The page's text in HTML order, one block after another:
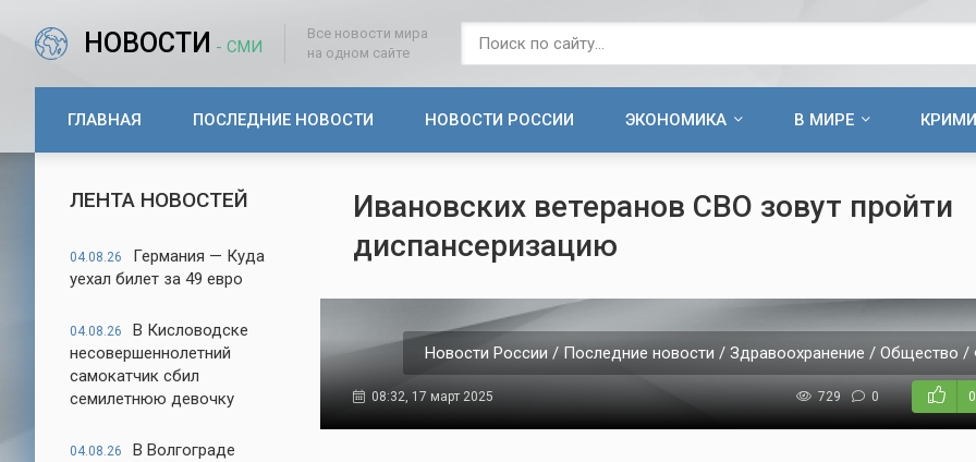
НОВОСТИ - СМИ
Все новости мира
на одном сайте
ГЛАВНАЯ ПОСЛЕДНИЕ НОВОСТИ НОВОСТИ РОССИИ ЭКОНОМИКА В МИРЕ
ЛЕНТА НОВОСТЕЙ
04.08.26
Германия — Куда
уехал билет за 49 евро
04.08.26
В Кисловодске
несовершеннолетний
самокатчик сбил
семилетнюю девочку
04.08.26
В Волгограде
Ивановских ветеранов СВО зовут пройти
диспансеризацию
Новости России / Последние новости / Здравоохранение / Общество
08:32, 17 март 2025 729 0 0